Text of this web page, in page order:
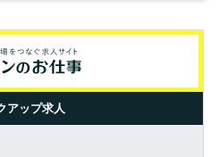
アップ求人